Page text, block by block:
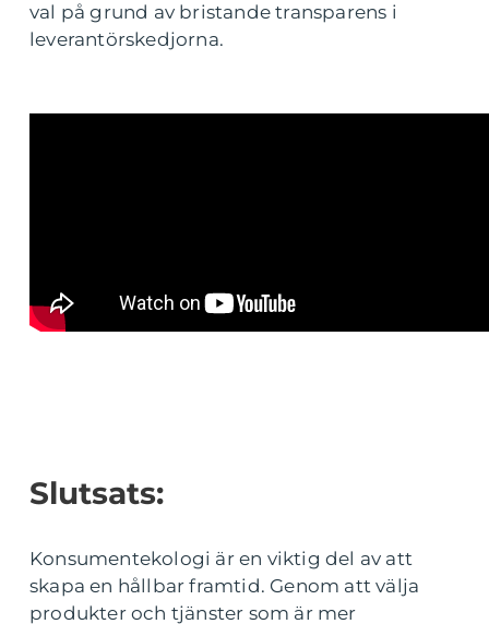
val på grund av bristande transparens i
leverantörskedjorna.
Slutsats:
Konsumentekologi är en viktig del av att
skapa en hållbar framtid. Genom att välja
produkter och tjänster som är mer